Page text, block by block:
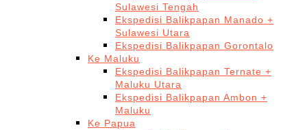
Sulawesi Tengah
Ekspedisi Balikpapan Manado +
Sulawesi Utara
Ekspedisi Balikpapan Gorontalo
Ke Maluku
Ekspedisi Balikpapan Ternate +
Maluku Utara
Ekspedisi Balikpapan Ambon +
Maluku
Ke Papua